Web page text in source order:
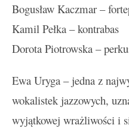
Bogusław Kaczmar –
Kamil Pełka – kontrabas
Dorota Piotrowska –
Ewa Uryga – jedna z
wokalistek jazzowych,
wyjątkowej wrażliwości i